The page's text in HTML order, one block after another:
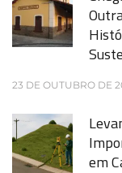
23 DE OUTUBRO DE
em